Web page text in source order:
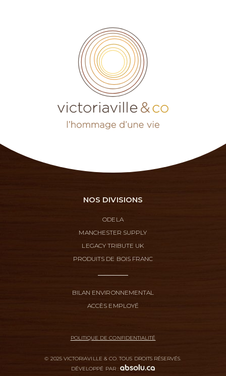
NOS DIVISIONS
ODELA
MANCHESTER SUPPLY
LEGACY TRIBUTE UK
PRODUITS DE BOIS FRANC
BILAN ENVIRONNEMENTAL
ACCÈS EMPLOYÉ
POLITIQUE DE CONFIDENTIALITÉ
© 2025 VICTORIAVILLE & CO. TOUS DROITS RÉSERVÉS.
DÉVELOPPÉ PAR :